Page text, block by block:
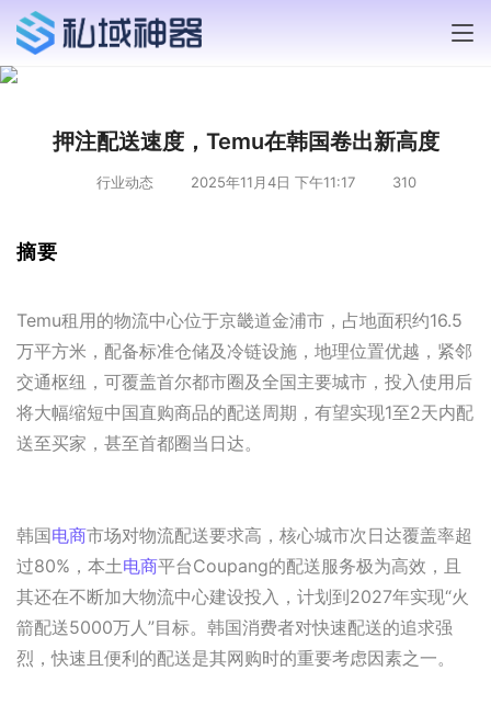
押注配送速度，Temu在韩国卷出新高度
行业动态 2025年11月4日 下午11:17 310
摘要
Temu租用的物流中心位于京畿道金浦市，占地面积约16.5
万平方米，配备标准仓储及冷链设施，地理位置优越，紧邻
交通枢纽，可覆盖首尔都市圈及全国主要城市，投入使用后
将大幅缩短中国直购商品的配送周期，有望实现1至2天内配
送至买家，甚至首都圈当日达。
韩国电商市场对物流配送要求高，核心城市次日达覆盖率超
过80%，本土电商平台Coupang的配送服务极为高效，且
其还在不断加大物流中心建设投入，计划到2027年实现“火
箭配送5000万人”目标。韩国消费者对快速配送的追求强
烈，快速且便利的配送是其网购时的重要考虑因素之一。